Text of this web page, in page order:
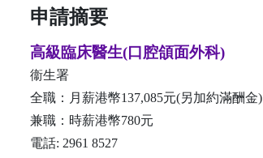
申請摘要
高級臨床醫生(口腔頜面外科)
衞生署
全職：月薪港幣137,085元(另加約滿酬金)
兼職：時薪港幣780元
電話: 2961 8527